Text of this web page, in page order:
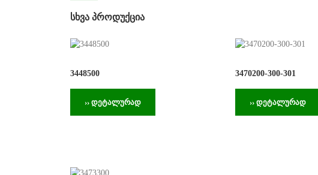
ᲡᲮᲕᲐ ᲞᲠᲝᲓᲣᲥᲪᲘᲐ
3448500
›› დეტალურად
3470200-300-301
›› დეტალურად